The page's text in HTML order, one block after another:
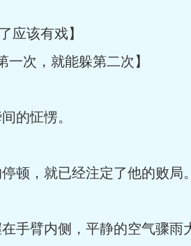
该有戏】
次，就能躲第二次】
的怔愣。
，就已经注定了他的败局。
臂内侧，平静的空气骤雨